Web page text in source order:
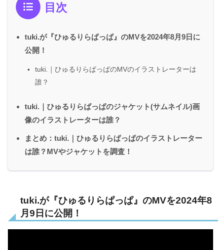
目次
tuki.が『ひゅるりらぱっぱ』のMVを2024年8月9日に
公開！
tuki.｜ひゅるりらぱっぱのMVのイラストレーターは
誰？
tuki.｜ひゅるりらぱっぱのジャケット(サムネイル)画
像のイラストレーターは誰？
まとめ：tuki.｜ひゅるりらぱっぱのイラストレーター
は誰？MVやジャケットを調査！
tuki.が『ひゅるりらぱっぱ』のMVを2024年8
月9日に公開！